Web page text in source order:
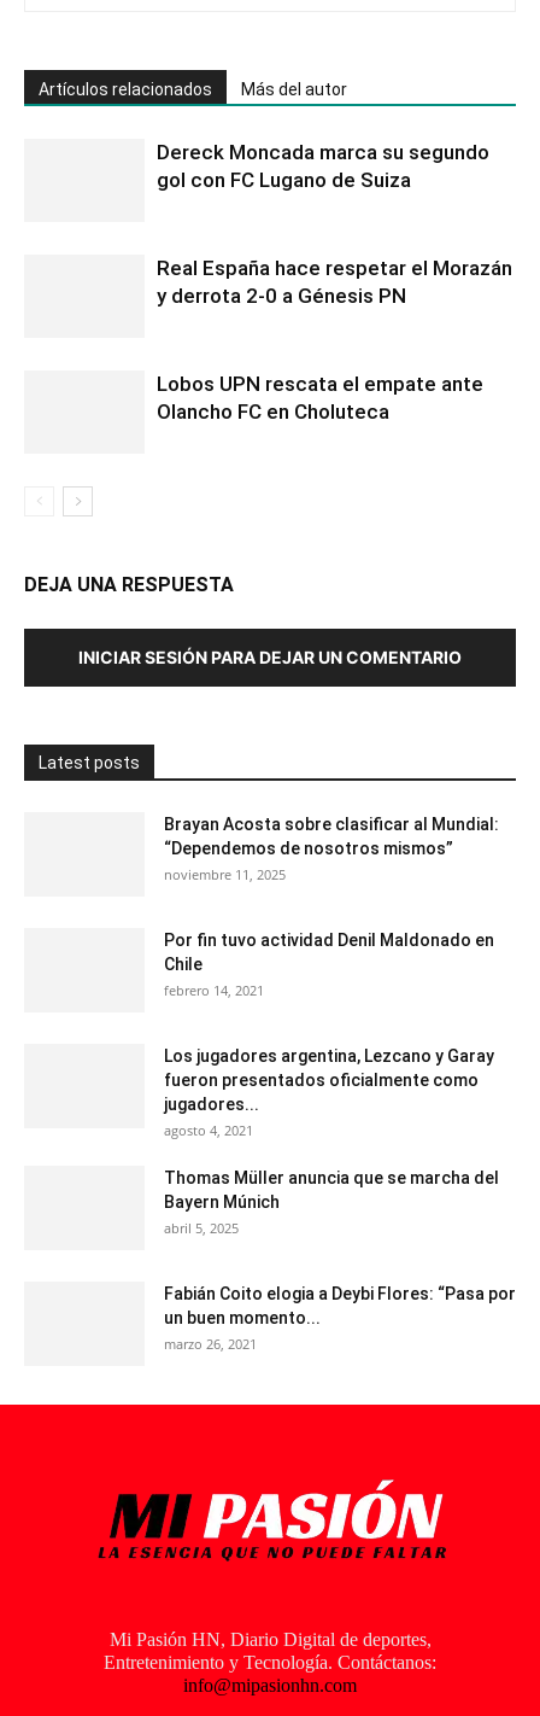
Artículos relacionados Más del autor
Dereck Moncada marca su segundo
gol con FC Lugano de Suiza
Real España hace respetar el Morazán
y derrota 2-0 a Génesis PN
Lobos UPN rescata el empate ante
Olancho FC en Choluteca
DEJA UNA RESPUESTA
INICIAR SESIÓN PARA DEJAR UN COMENTARIO
Latest posts
Brayan Acosta sobre clasificar al Mundial:
“Dependemos de nosotros mismos”
noviembre 11, 2025
Por fin tuvo actividad Denil Maldonado en
Chile
febrero 14, 2021
Los jugadores argentina, Lezcano y Garay
fueron presentados oficialmente como
jugadores...
agosto 4, 2021
Thomas Müller anuncia que se marcha del
Bayern Múnich
abril 5, 2025
Fabián Coito elogia a Deybi Flores: “Pasa por
un buen momento...
marzo 26, 2021
Mi Pasión HN, Diario Digital de deportes,
Entretenimiento y Tecnología. Contáctanos:
info@mipasionhn.com